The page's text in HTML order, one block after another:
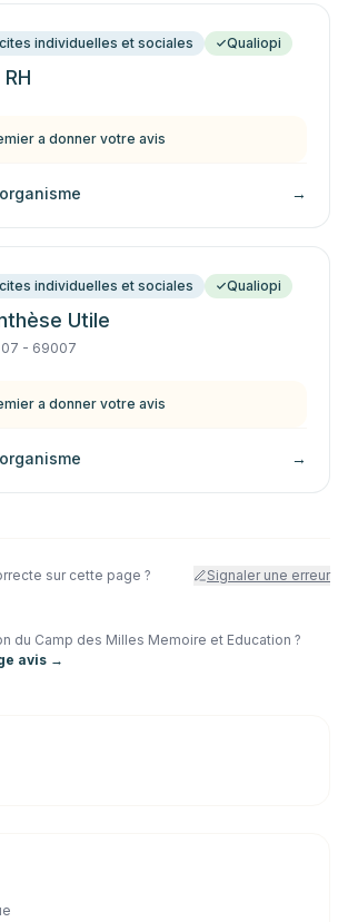
individuelles et sociales Qualiopi
a donner votre avis
→
individuelles et sociales Qualiopi
Utile
07 - 69007
a donner votre avis
→
sur cette page ? Signaler une erreur
du Camp des Milles Memoire et Education ?
avis →